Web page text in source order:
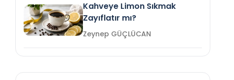
Kahveye Limon Sıkmak
Zayıflatır mı?
Zeynep GÜÇLÜCAN